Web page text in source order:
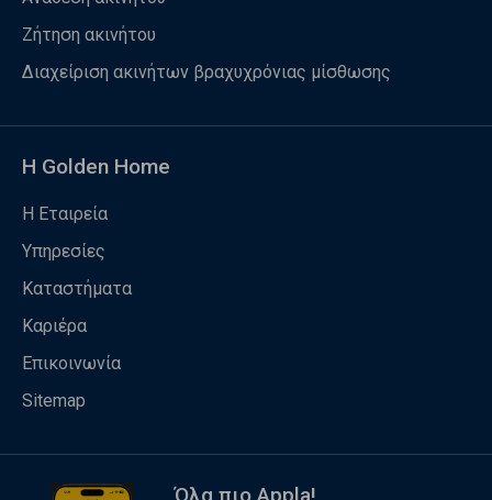
Ζήτηση ακινήτου
Διαχείριση ακινήτων βραχυχρόνιας μίσθωσης
Η Golden Home
Η Εταιρεία
Υπηρεσίες
Καταστήματα
Καριέρα
Επικοινωνία
Sitemap